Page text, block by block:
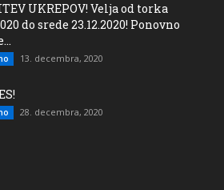
UKREPOV! Velja od torka
do srede 23.12.2020! Ponovno
13. decembra, 2020
28. decembra, 2020